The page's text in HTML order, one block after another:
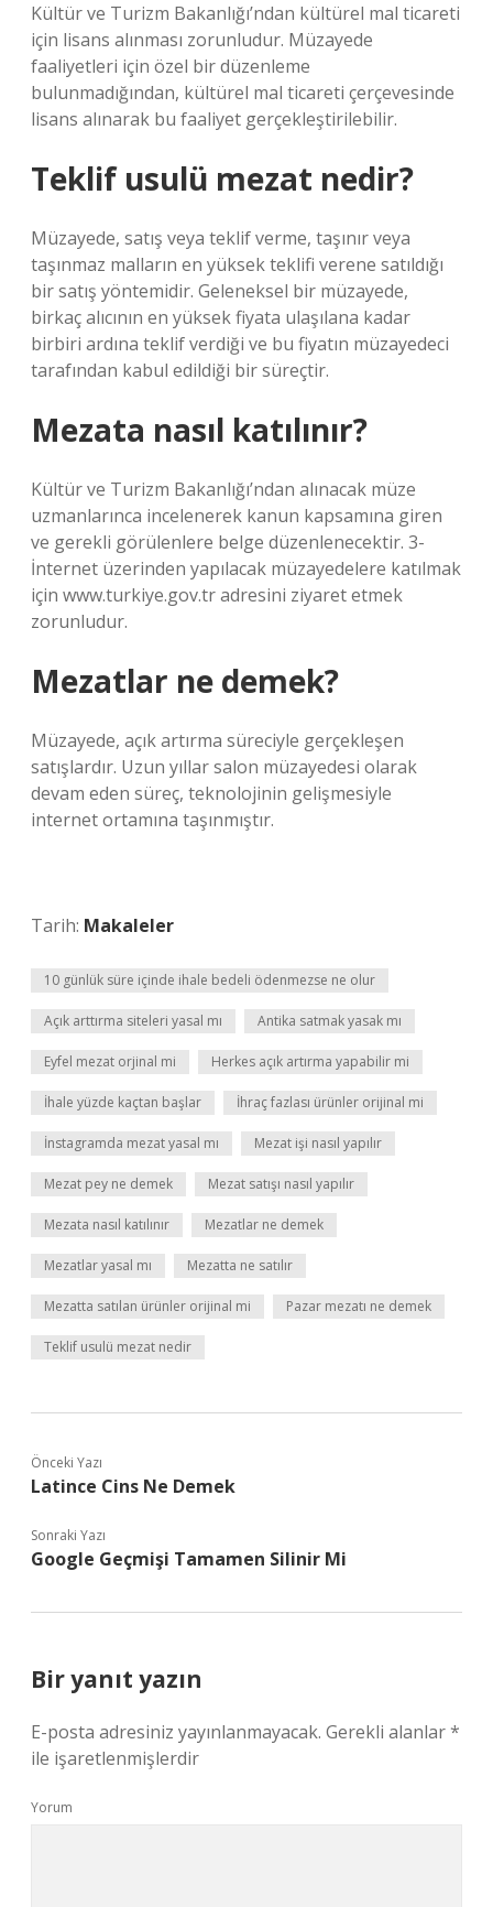
Kültür ve Turizm Bakanlığı’ndan kültürel mal ticareti
için lisans alınması zorunludur. Müzayede
faaliyetleri için özel bir düzenleme
bulunmadığından, kültürel mal ticareti çerçevesinde
lisans alınarak bu faaliyet gerçekleştirilebilir.
Teklif usulü mezat nedir?
Müzayede, satış veya teklif verme, taşınır veya
taşınmaz malların en yüksek teklifi verene satıldığı
bir satış yöntemidir. Geleneksel bir müzayede,
birkaç alıcının en yüksek fiyata ulaşılana kadar
birbiri ardına teklif verdiği ve bu fiyatın müzayedeci
tarafından kabul edildiği bir süreçtir.
Mezata nasıl katılınır?
Kültür ve Turizm Bakanlığı’ndan alınacak müze
uzmanlarınca incelenerek kanun kapsamına giren
ve gerekli görülenlere belge düzenlenecektir. 3-
İnternet üzerinden yapılacak müzayedelere katılmak
için www.turkiye.gov.tr ​​adresini ziyaret etmek
zorunludur.
Mezatlar ne demek?
Müzayede, açık artırma süreciyle gerçekleşen
satışlardır. Uzun yıllar salon müzayedesi olarak
devam eden süreç, teknolojinin gelişmesiyle
internet ortamına taşınmıştır.
Tarih: Makaleler
10 günlük süre içinde ihale bedeli ödenmezse ne olur
Açık arttırma siteleri yasal mı Antika satmak yasak mı
Eyfel mezat orjinal mi Herkes açık artırma yapabilir mi
İhale yüzde kaçtan başlar İhraç fazlası ürünler orijinal mi
İnstagramda mezat yasal mı Mezat işi nasıl yapılır
Mezat pey ne demek Mezat satışı nasıl yapılır
Mezata nasıl katılınır Mezatlar ne demek
Mezatlar yasal mı Mezatta ne satılır
Mezatta satılan ürünler orijinal mi Pazar mezatı ne demek
Teklif usulü mezat nedir
Önceki Yazı
Latince Cins Ne Demek
Sonraki Yazı
Google Geçmişi Tamamen Silinir Mi
Bir yanıt yazın
E-posta adresiniz yayınlanmayacak. Gerekli alanlar*
ile işaretlenmişlerdir
Yorum